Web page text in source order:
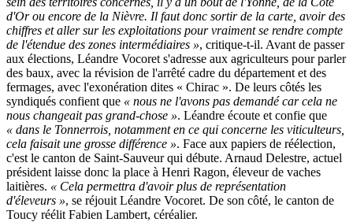
d'Or ou encore de la Nièvre. Il faut donc sortir de la carte, avoir des
chiffres et aller sur les exploitations pour vraiment se rendre compte
de l'étendue des zones intermédiaires », critique-t-il. Avant de passer
aux élections, Léandre Vocoret s'adresse aux agriculteurs pour parler
des baux, avec la révision de l'arrêté cadre du département et des
fermages, avec l'exonération dites « Chirac ». De leurs côtés les
syndiqués confient que « nous ne l'avons pas demandé car cela ne
nous changeait pas grand-chose ». Léandre écoute et confie que
« dans le Tonnerrois, notamment en ce qui concerne les viticulteurs,
cela faisait une grosse différence ». Face aux papiers de réélection,
c'est le canton de Saint-Sauveur qui débute. Arnaud Delestre, actuel
président laisse donc la place à Henri Ragon, éleveur de vaches
laitières. « Cela permettra d'avoir plus de représentation
d'éleveurs », se réjouit Léandre Vocoret. De son côté, le canton de
Toucy réélit Fabien Lambert, céréalier.